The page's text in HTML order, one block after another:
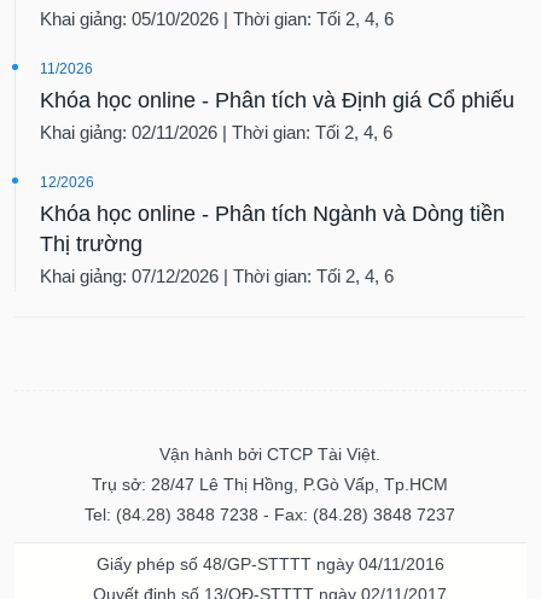
Khai giảng: 05/10/2026 | Thời gian: Tối 2, 4, 6
11/2026
Khóa học online - Phân tích và Định giá Cổ phiếu
Khai giảng: 02/11/2026 | Thời gian: Tối 2, 4, 6
12/2026
Khóa học online - Phân tích Ngành và Dòng tiền
Thị trường
Khai giảng: 07/12/2026 | Thời gian: Tối 2, 4, 6
Vận hành bởi CTCP Tài Việt.
Trụ sở: 28/47 Lê Thị Hồng, P.Gò Vấp, Tp.HCM
Tel: (84.28) 3848 7238 - Fax: (84.28) 3848 7237
Giấy phép số 48/GP-STTTT ngày 04/11/2016
Quyết định số 13/QĐ-STTTT ngày 02/11/2017